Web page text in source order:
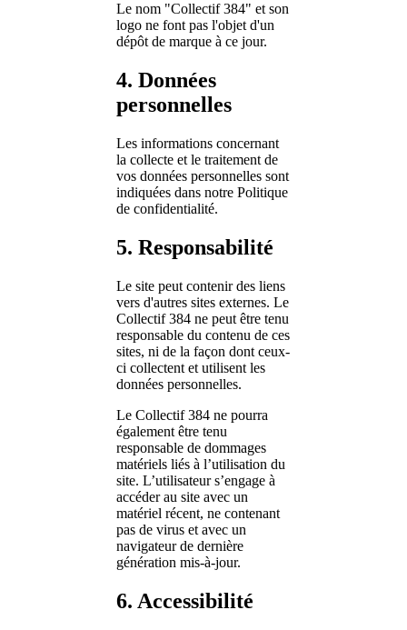
Le nom "Collectif 384" et son
logo ne font pas l'objet d'un
dépôt de marque à ce jour.
4. Données
personnelles
Les informations concernant
la collecte et le traitement de
vos données personnelles sont
indiquées dans notre Politique
de confidentialité.
5. Responsabilité
Le site peut contenir des liens
vers d'autres sites externes. Le
Collectif 384 ne peut être tenu
responsable du contenu de ces
sites, ni de la façon dont ceux-
ci collectent et utilisent les
données personnelles.
Le Collectif 384 ne pourra
également être tenu
responsable de dommages
matériels liés à l’utilisation du
site. L’utilisateur s’engage à
accéder au site avec un
matériel récent, ne contenant
pas de virus et avec un
navigateur de dernière
génération mis-à-jour.
6. Accessibilité